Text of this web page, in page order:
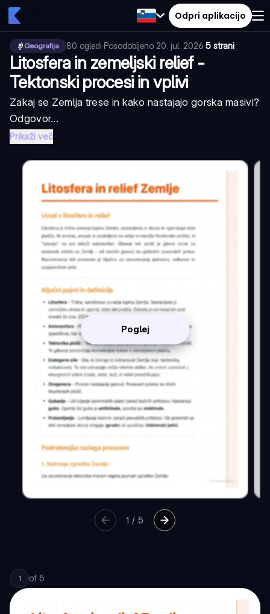
Odpri aplikacijo
Geografija 80 ogledi·Posodobljeno 20. jul. 2026·5 strani
Litosfera in zemeljski relief -
Tektonski procesi in vplivi
Zakaj se Zemlja trese in kako nastajajo gorska masivi?
Odgovor...
Prikaži več
Poglej
1 /5
1 of 5